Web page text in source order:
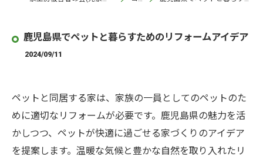
鹿児島県でペットと暮らすためのリフォームアイデア
2024/09/11
ペットと同居する家は、家族の一員としてのペットのた
めに適切なリフォームが必要です。鹿児島県の魅力を活
かしつつ、ペットが快適に過ごせる家づくりのアイデア
を提案します。温暖な気候と豊かな自然を取り入れたリ